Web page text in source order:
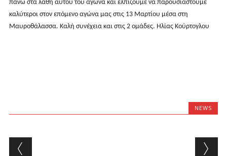
πάνω στα λάθη αυτού του αγώνα και ελπίζουμε να παρουσιαστούμε
καλύτεροι στον επόμενο αγώνα μας στις 13 Μαρτίου μέσα στη
Μαυροθάλασσα. Καλή συνέχεια και στις 2 ομάδες. Ηλίας Κούρτογλου
NEWS
Post navigation